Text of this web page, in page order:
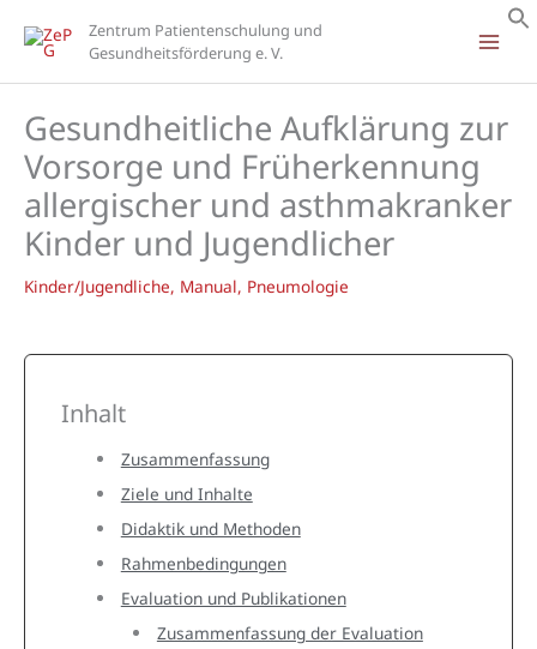
Inhalt
Zentrum Patientenschulung und
Gesundheitsförderung e. V.
Gesundheitliche Aufklärung zur
Vorsorge und Früherkennung
allergischer und asthmakranker
Kinder und Jugendlicher
Kinder/Jugendliche, Manual, Pneumologie
Inhalt
Zusammenfassung
Ziele und Inhalte
Didaktik und Methoden
Rahmenbedingungen
Evaluation und Publikationen
Zusammenfassung der Evaluation